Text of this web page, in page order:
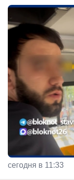
сегодня в 11:33